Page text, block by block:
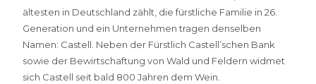
ältesten in Deutschland zählt, die fürstliche Familie in 26.
Generation und ein Unternehmen tragen denselben
Namen: Castell. Neben der Fürstlich Castell’schen Bank
sowie der Bewirtschaftung von Wald und Feldern widmet
sich Castell seit bald 800 Jahren dem Wein.